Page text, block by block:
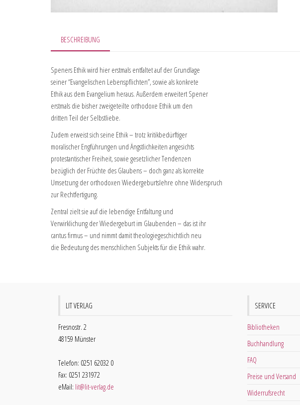
BESCHREIBUNG
Speners Ethik wird hier erstmals entfaltet auf der Grundlage
seiner “Evangelischen Lebenspflichten”, sowie als konkrete
Ethik aus dem Evangelium heraus. Außerdem erweitert Spener
erstmals die bisher zweigeteilte orthodoxe Ethik um den
dritten Teil der Selbstliebe.
Zudem erweist sich seine Ethik – trotz kritikbedürftiger
moralischer Engführungen und Ängstlichkeiten angesichts
protestantischer Freiheit, sowie gesetzlicher Tendenzen
bezüglich der Früchte des Glaubens – doch ganz als korrekte
Umsetzung der orthodoxen Wiedergeburtslehre ohne Widerspruch
zur Rechtfertigung.
Zentral zielt sie auf die lebendige Entfaltung und
Verwirklichung der Wiedergeburt im Glaubenden – das ist ihr
cantus firmus – und nimmt damit theologiegeschichtlich neu
die Bedeutung des menschlichen Subjekts für die Ethik wahr.
LIT VERLAG
Fresnostr. 2
48159 Münster
Telefon: 0251 62032 0
Fax: 0251 231972
eMail: lit@lit-verlag.de
SERVICE
Bibliotheken
Buchhandlung
FAQ
Preise und Versand
Widerrufsrecht